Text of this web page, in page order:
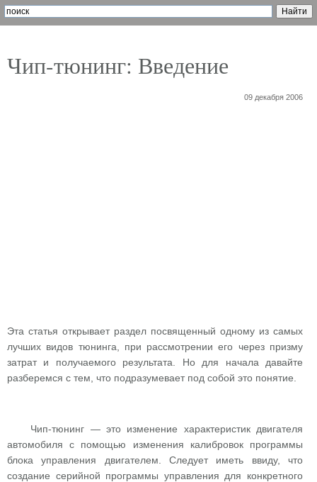
Чип-тюнинг: Введение
09 декабря 2006
Эта статья открывает раздел посвященный одному из самых
лучших видов тюнинга, при рассмотрении его через призму
затрат и получаемого результата. Но для начала давайте
разберемся с тем, что подразумевает под собой это понятие.
Чип-тюнинг — это изменение характеристик двигателя
автомобиля с помощью изменения калибровок программы
блока управления двигателем. Следует иметь ввиду, что
создание серийной программы управления для конкретного